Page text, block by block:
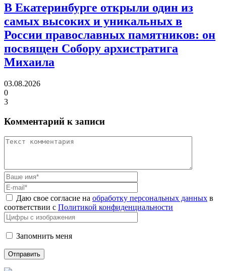
В Екатеринбурге открыли один из
самых высоких и уникальных в
России православных памятников: он
посвящен Собору архистратига
Михаила
03.08.2026
0
3
Комментарий к записи
Даю свое согласие на обработку персональных данных в
соответствии с Политикой конфиденциальности
Запомнить меня